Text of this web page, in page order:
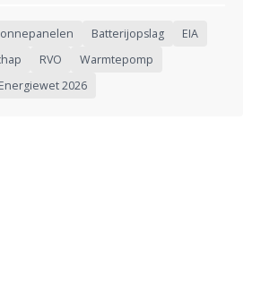
Batterijopslag
EIA
RVO
Warmtepomp
Energiewet 2026